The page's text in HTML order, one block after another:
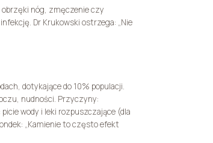
nóg, zmęczenie czy
Dr Krukowski ostrzega: „Nie
dotykające do 10% populacji.
nudności. Przyczyny:
wody i leki rozpuszczające (dla
„Kamienie to często efekt